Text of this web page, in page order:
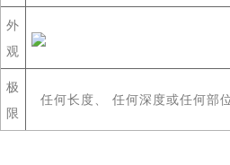
外
观
极
限
任何长度、 任何深度或任何部